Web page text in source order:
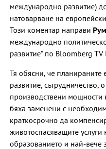
международно развитие)
натоварване на
Този коментар направи
международно
развитие“ по Bloomberg
Тя обясни, че планираните
развитие, сътрудничество,
производствени мощности
бяха заменени с
краткосрочно да
животоспасяващите
образованието и най-вече